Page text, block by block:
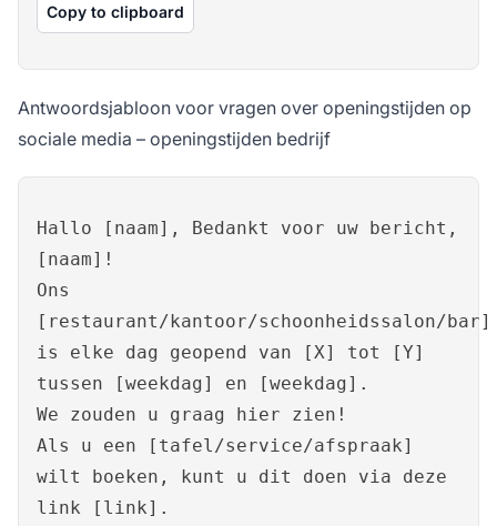
Copy to clipboard
Antwoordsjabloon voor vragen over openingstijden op
sociale media – openingstijden bedrijf
Hallo [naam], Bedankt voor uw bericht,
[naam]!
Ons
[restaurant/kantoor/schoonheidssalon/bar]
is elke dag geopend van [X] tot [Y]
tussen [weekdag] en [weekdag].
We zouden u graag hier zien!
Als u een [tafel/service/afspraak]
wilt boeken, kunt u dit doen via deze
link [link].